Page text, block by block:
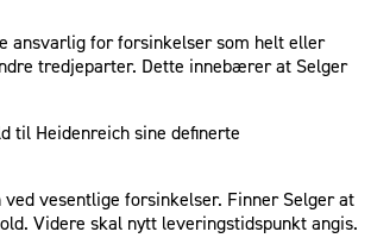
ansvarlig for forsinkelser som helt eller
tredjeparter. Dette innebærer at Selger
til Heidenreich sine definerte
vesentlige forsinkelser. Finner Selger at
Videre skal nytt leveringstidspunkt angis.